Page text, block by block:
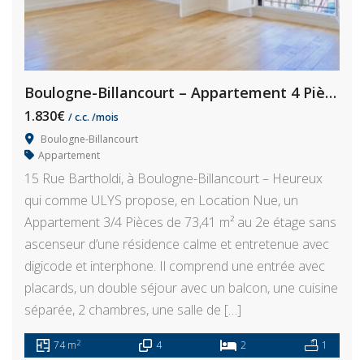
Boulogne-Billancourt – Appartement 4 Pièces
1.830€ / c.c. /mois
Boulogne-Billancourt
Appartement
15 Rue Bartholdi, à Boulogne-Billancourt – Heureux
qui comme ULYS propose, en Location Nue, un
Appartement 3/4 Pièces de 73,41 m² au 2e étage sans
ascenseur d’une résidence calme et entretenue avec
digicode et interphone. Il comprend une entrée avec
placards, un double séjour avec un balcon, une cuisine
séparée, 2 chambres, une salle de […]
74 m2 4 2 1